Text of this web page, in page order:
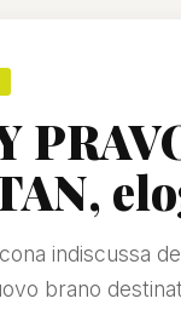
indiscussa
brano